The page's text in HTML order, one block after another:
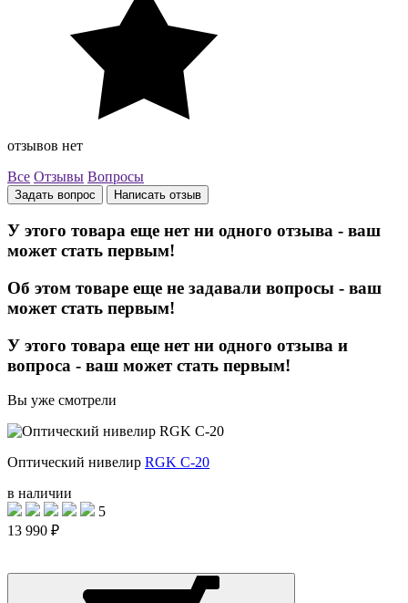
отзывов нет
Все Отзывы Вопросы
Задать вопрос Написать отзыв
У этого товара еще нет ни одного отзыва - ваш
может стать первым!
Об этом товаре еще не задавали вопросы - ваш
может стать первым!
У этого товара еще нет ни одного отзыва и
вопроса - ваш может стать первым!
Вы уже смотрели
Оптический нивелир RGK C-20
в наличии
5
13 990 ₽